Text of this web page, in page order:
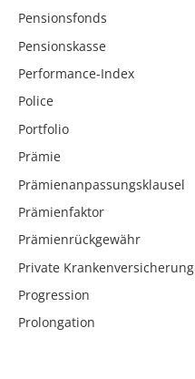
Pensionsfonds
Pensionskasse
Performance-Index
Police
Portfolio
Prämie
Prämienanpassungsklausel
Prämienfaktor
Prämienrückgewähr
Private Krankenversicherung
Progression
Prolongation